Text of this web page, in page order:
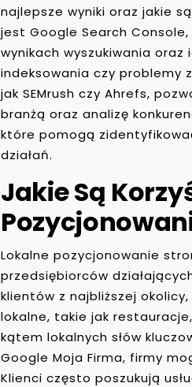
najlepsze wyniki oraz jakie
jest Google Search
wynikach wyszukiwania
indeksowania czy problemy
jak SEMrush czy Ahrefs,
branżą oraz analizę
które pomogą
działań.
Jakie Są
Lokalne pozycjonowanie
przedsiębiorców
klientów z najbliższej
lokalne, takie jak
kątem lokalnych słów
Google Moja Firma, firmy
Klienci często poszukują